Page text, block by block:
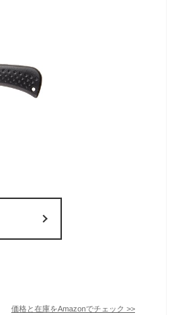
価格と在庫をAmazonでチェック >>